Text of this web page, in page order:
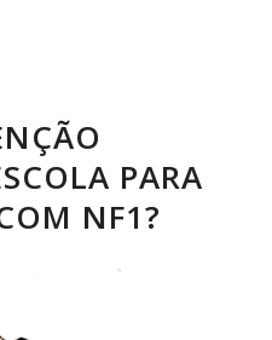
PARA
NF1?